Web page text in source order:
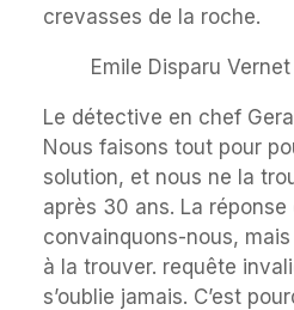
crevasses de la roche.
Emile Disparu
Le détective en chef
Nous faisons tout pour
solution, et nous ne la
après 30 ans. La
convainquons-nous, mais
à la trouver. requête
s’oublie jamais. C’est